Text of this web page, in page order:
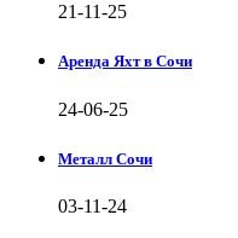
21-11-25
Аренда Яхт в Сочи
24-06-25
Металл Сочи
03-11-24